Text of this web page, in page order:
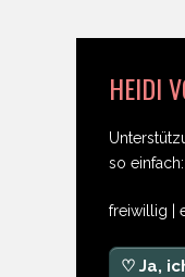
HEIDI
so einfach:
freiwillig |
♡ Ja,